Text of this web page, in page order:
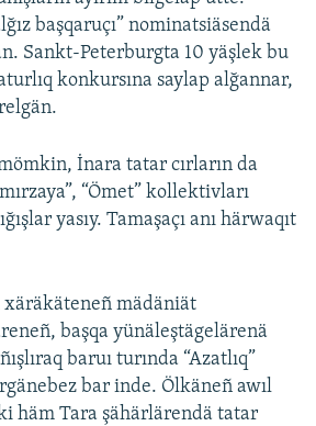
başqaruçı” nominatsiäsendä
Sankt-Peterburgta 10 yäşlek bu
konkursına saylap alğannar,
İnara tatar cırların da
“Ömet” kollektivları
yasıy. Tamaşaçı anı härwaqıt
mädäniät
başqa yünäleştägelärenä
baruı turında “Azatlıq”
bar inde. Ölkäneñ awıl
häm Tara şähärlärendä tatar